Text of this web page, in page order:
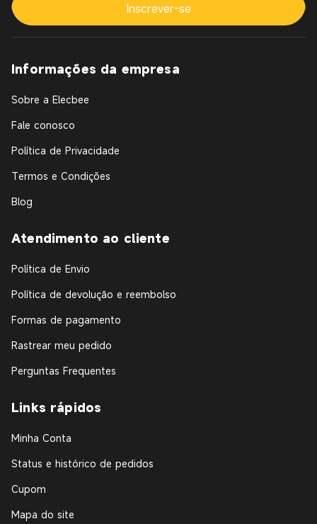
Inscrever-se
Informações da empresa
Sobre a Elecbee
Fale conosco
Política de Privacidade
Termos e Condições
Blog
Atendimento ao cliente
Política de Envio
Política de devolução e reembolso
Formas de pagamento
Rastrear meu pedido
Perguntas Frequentes
Links rápidos
Minha Conta
Status e histórico de pedidos
Cupom
Mapa do site